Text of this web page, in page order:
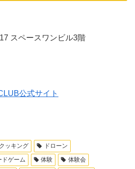
スペースワンビル3階
公式サイト
クッキング
ドローン
ドゲーム 体験
体験会